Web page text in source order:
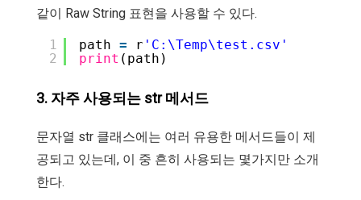
같이 Raw String 표현을 사용할 수 있다.
1
2
path = r 'C:\Temp\test.csv'
print (path)
3. 자주 사용되는 str 메서드
문자열 str 클래스에는 여러 유용한 메서드들이 제
공되고 있는데, 이 중 흔히 사용되는 몇가지만 소개
한다.